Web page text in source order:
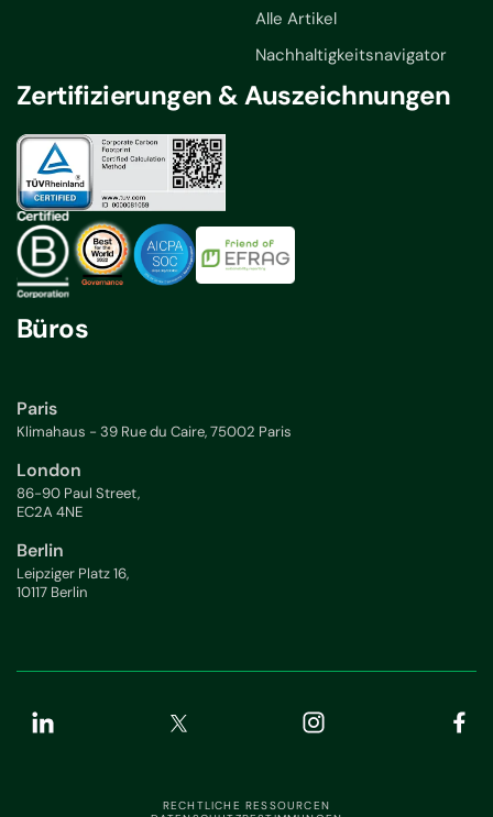
Alle Artikel
Nachhaltigkeitsnavigator
Zertifizierungen & Auszeichnungen
Büros
Paris
Klimahaus - 39 Rue du Caire, 75002 Paris
London
86-90 Paul Street,
EC2A 4NE
Berlin
Leipziger Platz 16,
10117 Berlin
RECHTLICHE RESSOURCEN